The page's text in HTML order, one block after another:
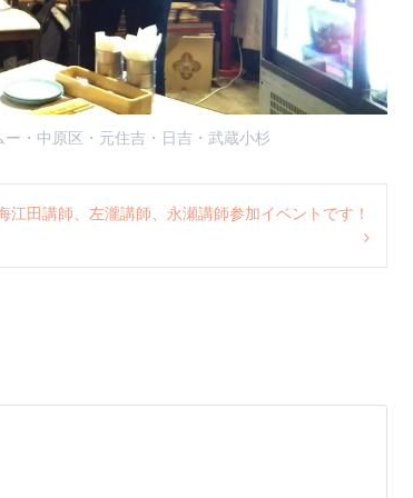
ー ・ 中原区 ・ 元住吉・ 日吉・ 武蔵小杉
江田講師、左瀧講師、永瀬講師参加イベントです！